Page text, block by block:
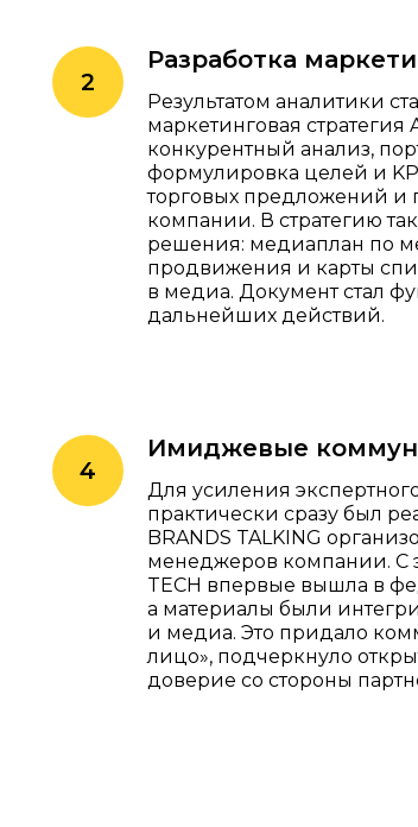
Разработка
Результатом аналитики
маркетинговая стратегия
конкурентный анализ,
формулировка целей и
торговых предложений и
компании. В стратегию
решения: медиаплан по
продвижения и карты
в медиа. Документ стал
дальнейших действий.
Имиджевые
Для усиления
практически сразу был
BRANDS TALKING
менеджеров компании. С
TECH впервые вышла в
а материалы были
и медиа. Это придало
лицо», подчеркнуло
доверие со стороны